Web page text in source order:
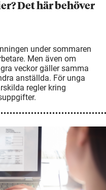
Det här behöver
under sommaren
Men även om
veckor gäller samma
anställda. För unga
regler kring